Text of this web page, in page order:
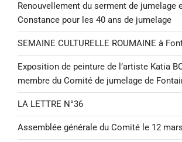
Renouvellement du serment de jumelage
Constance pour les 40 ans de jumelage
SEMAINE CULTURELLE ROUMAINE à
Exposition de peinture de l’artiste Katia
membre du Comité de jumelage de
LA LETTRE N°36
Assemblée générale du Comité le 12